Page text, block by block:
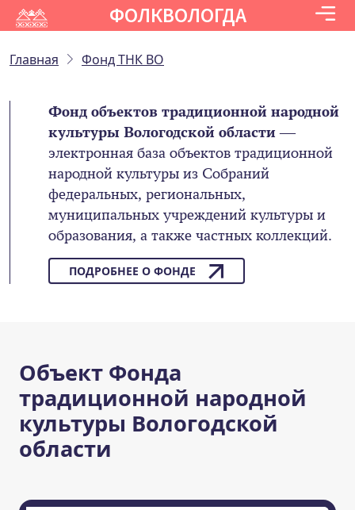
ФОЛКВОЛОГДА
Главная Фонд ТНК ВО
Фонд объектов традиционной народной
культуры Вологодской области—
электронная база объектов традиционной
народной культуры из Собраний
федеральных, региональных,
муниципальных учреждений культуры и
образования, а также частных коллекций.
ПОДРОБНЕЕ О ФОНДЕ
Объект Фонда
традиционной народной
культуры Вологодской
области